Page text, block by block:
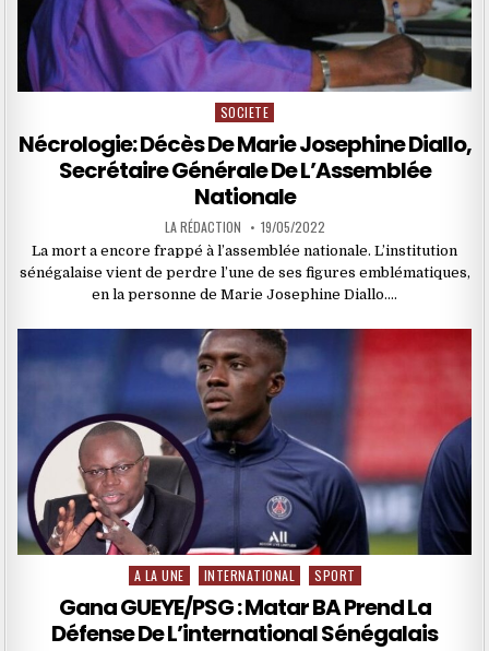
Posted
in
SOCIETE
Nécrologie: Décès De Marie Josephine Diallo,
Secrétaire Générale De L’Assemblée
Nationale
LA RÉDACTION 19/05/2022
La mort a encore frappé à l’assemblée nationale. L’institution
sénégalaise vient de perdre l’une de ses figures emblématiques,
en la personne de Marie Josephine Diallo….
Posted
in
A LA UNE INTERNATIONAL SPORT
Gana GUEYE/PSG : Matar BA Prend La
Défense De L’international Sénégalais